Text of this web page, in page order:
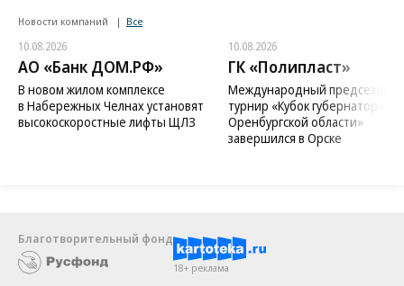
Новости компаний Все
10.08.2026
АО «Банк ДОМ.РФ»
В новом жилом комплексе
в Набережных Челнах установят
высокоскоростные лифты ЩЛЗ
10.08.2026
ГК «Полипласт»
Международный
турнир «Кубок губернатора
Оренбургской области»
завершился в Орске
Благотворительный фонд
18+ реклама